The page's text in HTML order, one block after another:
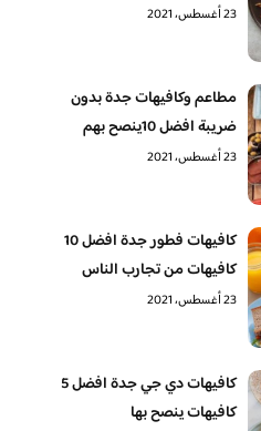
23 أغسطس، 2021
مطاعم وكافيهات جدة بدون
ضريبة افضل 10ينصح بهم
23 أغسطس، 2021
كافيهات فطور جدة افضل 10
كافيهات من تجارب الناس
23 أغسطس، 2021
كافيهات دي جي جدة افضل 5
كافيهات ينصح بها